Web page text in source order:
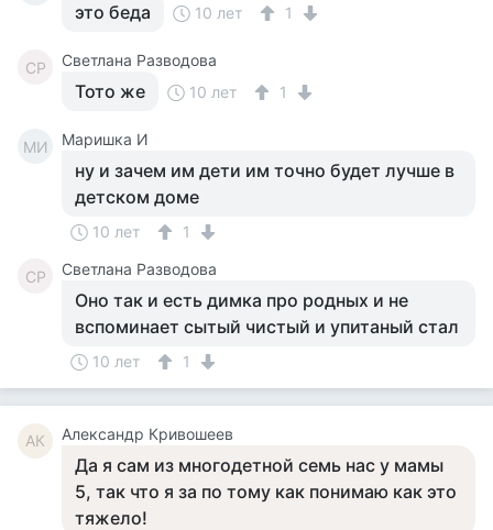
это беда 10 лет 1
СР Светлана Разводова
Тото же 10 лет 1
МИ Маришка И
ну и зачем им дети им точно будет лучше в
детском доме
10 лет 1
СР Светлана Разводова
Оно так и есть димка про родных и не
вспоминает сытый чистый и упитаный стал
10 лет 1
АК Александр Кривошеев
Да я сам из многодетной семь нас у мамы
5, так что я за по тому как понимаю как это
тяжело!